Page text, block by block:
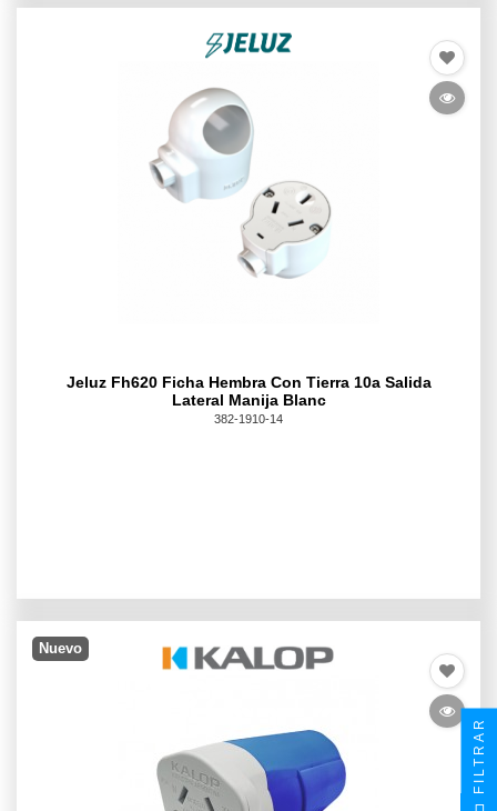
Jeluz Fh620 Ficha Hembra Con Tierra 10a Salida
Lateral Manija Blanc
382-1910-14
Nuevo
FILTRAR